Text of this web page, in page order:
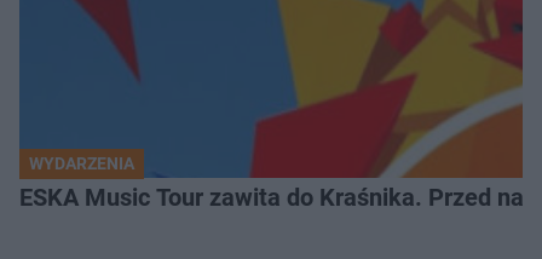
WYDARZENIA
ESKA Music Tour zawita do Kraśnika. Przed